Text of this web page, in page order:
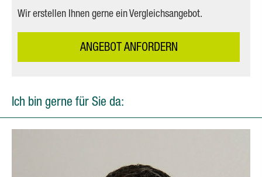
Wir erstellen Ihnen gerne ein Vergleichsangebot.
AN­GE­BOT AN­FOR­DERN
Ich bin gerne für Sie da: